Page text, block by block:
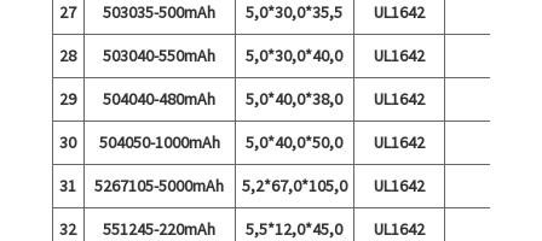
27
503035-500mAh 5,0*30,0*35,5
UL1642
28
503040-550mAh 5,0*30,0*40,0
UL1642
29
504040-480mAh 5,0*40,0*38,0
UL1642
30
504050-1000mAh 5,0*40,0*50,0
UL1642
31
5267105-5000mAh 5,2*67,0*105,0
UL1642
32
551245-220mAh 5,5*12,0*45,0
UL1642